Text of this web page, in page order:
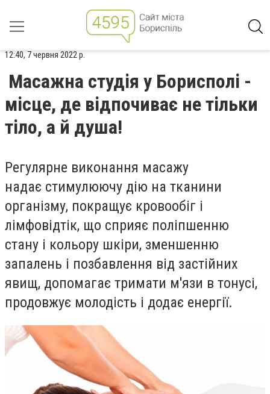
12:40, 7 червня 2022 р.
Масажна студія у Борисполі -
місце, де відпочиває не тільки
тіло, а й душа!
Регулярне виконання масажу
надає стимулюючу дію на тканини
організму, покращує кровообіг і
лімфовідтік, що сприяє поліпшенню
стану і кольору шкіри, зменшенню
запалень і позбавлення від застійних
явищ, допомагає тримати м'язи в тонусі,
продовжує молодість і додає енергії.